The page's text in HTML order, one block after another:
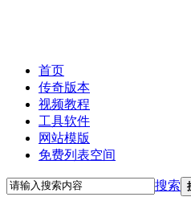
首页
传奇版本
视频教程
工具软件
网站模版
免费列表空间
搜索